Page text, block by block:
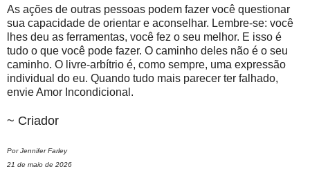
As ações de outras pessoas podem fazer você questionar
sua capacidade de orientar e aconselhar. Lembre-se: você
lhes deu as ferramentas, você fez o seu melhor. E isso é
tudo o que você pode fazer. O caminho deles não é o seu
caminho. O livre-arbítrio é, como sempre, uma expressão
individual do eu. Quando tudo mais parecer ter falhado,
envie Amor Incondicional.
~ Criador
Por Jennifer Farley
21 de maio de 2026